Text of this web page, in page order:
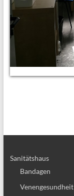
Sanitätshaus
Bandagen
Venengesundheit